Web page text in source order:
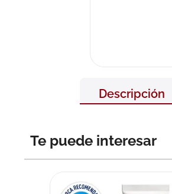
Descripción
Te puede interesar